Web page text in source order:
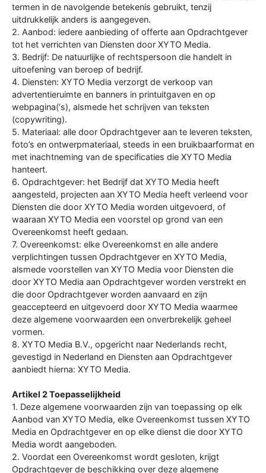
termen in de navolgende betekenis gebruikt, tenzij
uitdrukkelijk anders is aangegeven.
2. Aanbod: iedere aanbieding of offerte aan Opdrachtgever
tot het verrichten van Diensten door XYTO Media.
3. Bedrijf: De natuurlijke of rechtspersoon die handelt in
uitoefening van beroep of bedrijf.
4. Diensten: XYTO Media verzorgt de verkoop van
advertentieruimte en banners in printuitgaven en op
webpagina(‘s), alsmede het schrijven van teksten
(copywriting).
5. Materiaal: alle door Opdrachtgever aan te leveren teksten,
foto’s en ontwerpmateriaal, steeds in een bruikbaarformat en
met inachtneming van de specificaties die XYTO Media
hanteert.
6. Opdrachtgever: het Bedrijf dat XYTO Media heeft
aangesteld, projecten aan XYTO Media heeft verleend voor
Diensten die door XYTO Media worden uitgevoerd, of
waaraan XYTO Media een voorstel op grond van een
Overeenkomst heeft gedaan.
7. Overeenkomst: elke Overeenkomst en alle andere
verplichtingen tussen Opdrachtgever en XYTO Media,
alsmede voorstellen van XYTO Media voor Diensten die
door XYTO Media aan Opdrachtgever worden verstrekt en
die door Opdrachtgever worden aanvaard en zijn
geaccepteerd en uitgevoerd door XYTO Media waarmee
deze algemene voorwaarden een onverbrekelijk geheel
vormen.
8. XYTO Media B.V., opgericht naar Nederlands recht,
gevestigd in Nederland en Diensten aan Opdrachtgever
aanbiedt hierna: XYTO Media.
Artikel 2 Toepasselijkheid
1. Deze algemene voorwaarden zijn van toepassing op elk
Aanbod van XYTO Media, elke Overeenkomst tussen XYTO
Media en Opdrachtgever en op elke dienst die door XYTO
Media wordt aangeboden.
2. Voordat een Overeenkomst wordt gesloten, krijgt
Opdrachtgever de beschikking over deze algemene